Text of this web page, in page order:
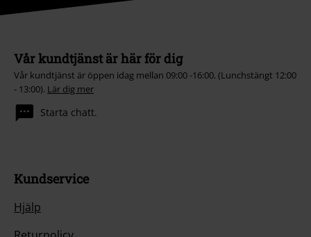
Vår kundtjänst är här för dig
Vår kundtjänst är öppen idag mellan 09:00 -16:00. (Lunchstängt 12:00
- 13:00). Lär dig mer
Starta chatt.
Kundservice
Hjälp